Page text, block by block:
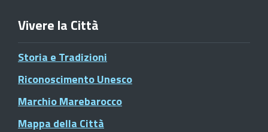
Vivere la Città
Storia e Tradizioni
Riconoscimento Unesco
Marchio Marebarocco
Mappa della Città